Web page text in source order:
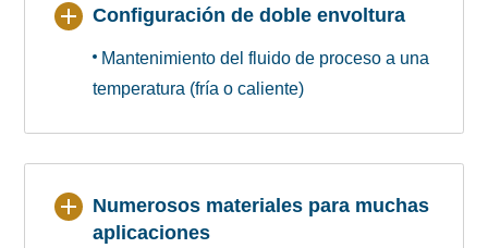
Configuración de doble envoltura
Mantenimiento del fluido de proceso a una
temperatura (fría o caliente)
Numerosos materiales para muchas
aplicaciones